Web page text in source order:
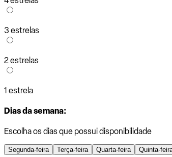
3 estrelas
2 estrelas
1 estrela
Dias da semana:
Escolha os dias que possui disponibilidade
Segunda-feira Terça-feira Quarta-feira Quinta-